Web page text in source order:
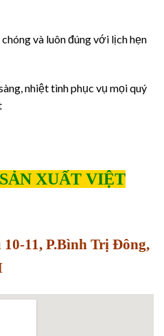
và luôn đúng với lịch hẹn
nhiệt tình phục vụ mọi quý
XUẤT VIỆT
11, P.Bình Trị Đông,